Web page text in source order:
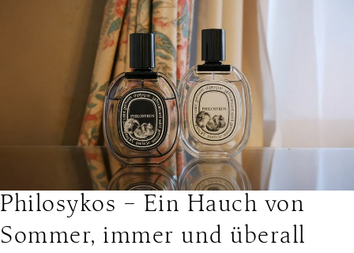
noch tiefer in die Welt
Markenwelt von Xerjoff
überraschende Akkorde
aus Pesto, Limoncello
verwandelt Versatile
Geschmäcker und
Erinnerungen in
moderne, unerwartete
Parfums mit hohem
Wiedererkennungswert.
Die hoch konzentrierten
Extraits de Parfum sind
und individuellen
Lebensphasen
weiterentwickeln. Sie
sind vielseitig,
konzentriert und darauf
ausgelegt, sich
anzupassen statt zu
dominieren.
Körper in eine
Augustinus
Kreationen bildet Versatile Paris das Herzstück dieses Artikels.
Anschließend zeigen wir mit drei weitere Parfums, dass auch
andere Dufthäuser kulinarische Inspirationen für sich entdeckt
Philosykos – Ein Hauch von
Sommer, immer und überall